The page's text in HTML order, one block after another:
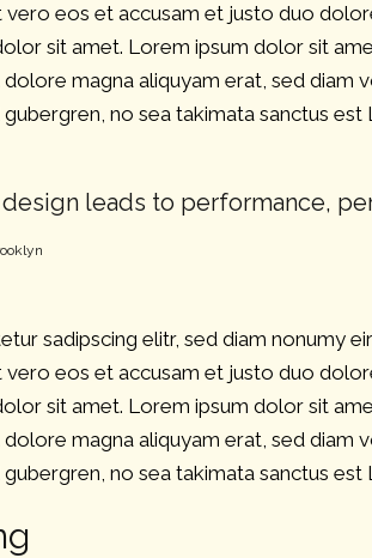
vero eos et accusam et justo duo
sit amet. Lorem ipsum dolor sit
magna aliquyam erat, sed diam
no sea takimata sanctus
leads to performance,
sadipscing elitr, sed diam nonumy
vero eos et accusam et justo duo
sit amet. Lorem ipsum dolor sit
magna aliquyam erat, sed diam
no sea takimata sanctus